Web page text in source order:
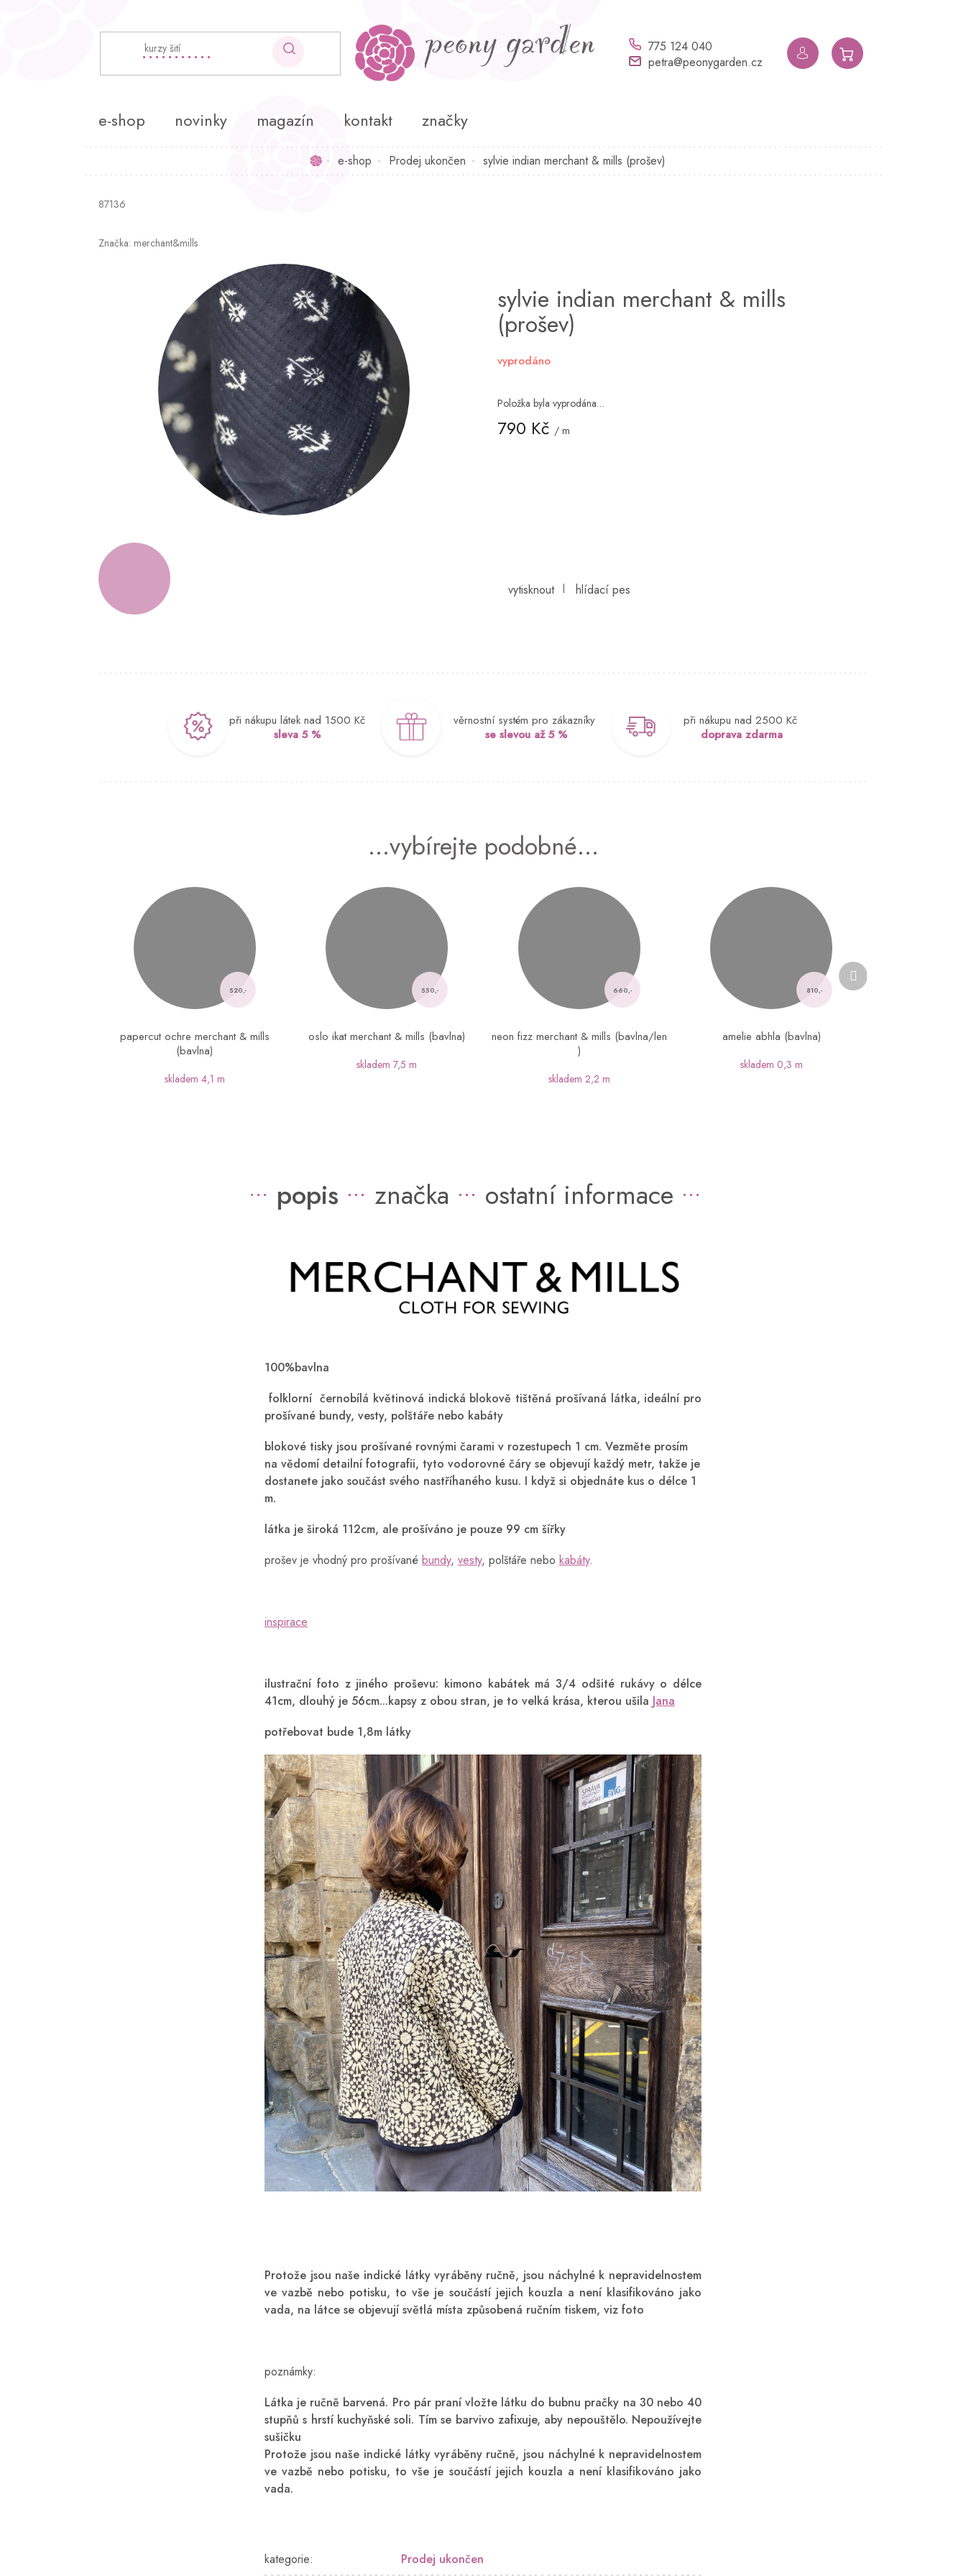
775 124 040
petra@peonygarden.cz
e-shop novinky magazín kontakt značky
Domůe-shop Prodej ukončen sylvie indian merchant & mills (prošev)
87136
Značka: merchant&mills
790 Kč / m
vyprodáno
Položka byla vyprodána…
sylvie indian merchant & mills
(prošev)
při nákupu látek nad 1500 Kč
sleva 5 %
věrnostní systém pro zákazníky
se slevou až 5 %
při nákupu nad 2500 Kč
doprava zdarma
...vybírejte podobné...
520,-
papercut ochre merchant & mills
(bavlna)
skladem 4,1 m
550,-
oslo ikat merchant & mills (bavlna)
skladem7,5 m
660,-
neon fizz merchant & mills (bavlna/len
)
skladem 2,2 m
810,-
amelie abhla (bavlna)
skladem 0,3 m
Další
produkt
popis značka ostatní informace
100%bavlna
folklorní černobílá květinová indická blokově tištěná prošívaná látka, ideální pro
prošívané bundy, vesty, polštáře nebo kabáty
blokové tisky jsou prošívané rovnými čarami v rozestupech 1 cm. Vezměte prosím
na vědomí detailní fotografii, tyto vodorovné čáry se objevují každý metr, takže je
dostanete jako součást svého nastříhaného kusu. I když si objednáte kus o délce 1
m.
látka je široká 112cm, ale prošíváno je pouze 99 cm šířky
prošev je vhodný pro prošívané bundy, vesty, polštáře nebo kabáty.
inspirace
ilustrační foto z jiného proševu: kimono kabátek má 3/4 odšité rukávy o délce
41cm, dlouhý je 56cm...kapsy z obou stran, je to velká krása, kterou ušila Jana
potřebovat bude 1,8m látky
Protože jsou naše indické látky vyráběny ručně, jsou náchylné k nepravidelnostem
ve vazbě nebo potisku, to vše je součástí jejich kouzla a není klasifikováno jako
vada, na látce se objevují světlá místa způsobená ručním tiskem, viz foto
poznámky:
Látka je ručně barvená. Pro pár praní vložte látku do bubnu pračky na 30 nebo 40
stupňů s hrstí kuchyňské soli. Tím se barvivo zafixuje, aby nepouštělo. Nepoužívejte
sušičku
Protože jsou naše indické látky vyráběny ručně, jsou náchylné k nepravidelnostem
ve vazbě nebo potisku, to vše je součástí jejich kouzla a není klasifikováno jako
vada.
kategorie: Prodej ukončen